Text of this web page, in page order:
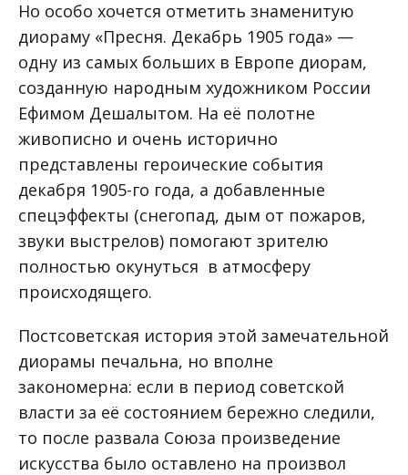
Но особо хочется отметить знаменитую
диораму «Пресня. Декабрь 1905 года» —
одну из самых больших в Европе диорам,
созданную народным художником России
Ефимом Дешалытом. На её полотне
живописно и очень исторично
представлены героические события
декабря 1905-го года, а добавленные
спецэффекты (снегопад, дым от пожаров,
звуки выстрелов) помогают зрителю
полностью окунуться в атмосферу
происходящего.
Постсоветская история этой замечательной
диорамы печальна, но вполне
закономерна: если в период советской
власти за её состоянием бережно следили,
то после развала Союза произведение
искусства было оставлено на произвол